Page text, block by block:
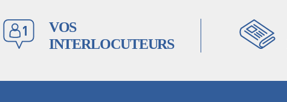
VOS
INTERLOCUTEURS